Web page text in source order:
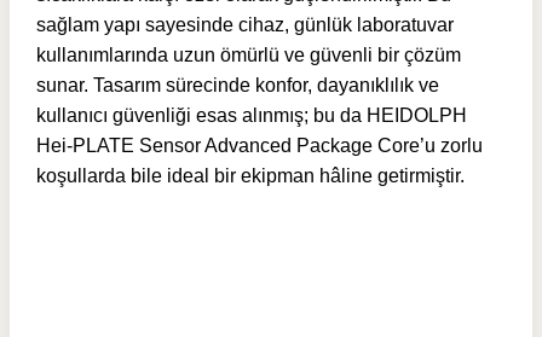
sağlam yapı sayesinde cihaz, günlük laboratuvar
kullanımlarında uzun ömürlü ve güvenli bir çözüm
sunar. Tasarım sürecinde konfor, dayanıklılık ve
kullanıcı güvenliği esas alınmış; bu da HEIDOLPH
Hei-PLATE Sensor Advanced Package Core’u zorlu
koşullarda bile ideal bir ekipman hâline getirmiştir.